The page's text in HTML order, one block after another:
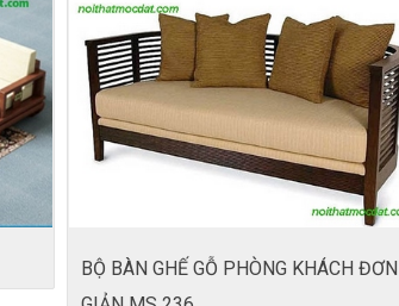
BỘ BÀN GHẾ GỖ PHÒNG KHÁCH ĐƠN